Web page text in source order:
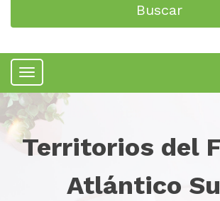
Buscar
Menú
Territorios del
Atlántico